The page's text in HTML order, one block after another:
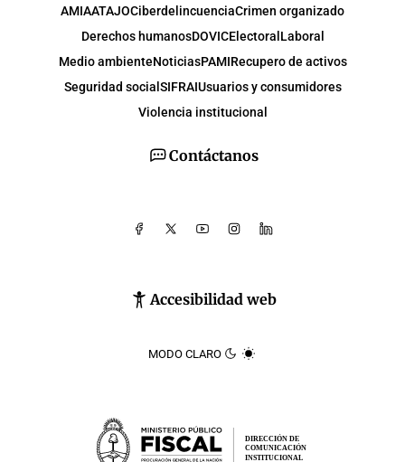
Contáctanos
Accesibilidad web
MODO CLARO
AMIAATAJOCiberdelincuenciaCrimen organizado
Derechos humanosDOVICElectoral Laboral
Medio ambienteNoticiasPAMIRecupero de activos
Seguridad social SIFRAIUsuarios y consumidores
Violencia institucional
DIRECCIÓN DE
COMUNICACIÓN
INSTITUCIONAL